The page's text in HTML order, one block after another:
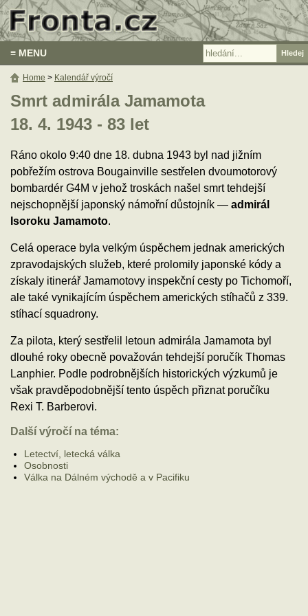
≡ MENU
Smrt admirála Jamamota
18. 4. 1943 - 83 let
Ráno okolo 9:40 dne 18. dubna 1943 byl nad jižním
pobřežím ostrova Bougainville sestřelen dvoumotorový
bombardér G4M v jehož troskách našel smrt tehdejší
nejschopnější japonský námořní důstojník — admirál
Isoroku Jamamoto.
Celá operace byla velkým úspěchem jednak amerických
zpravodajských služeb, které prolomily japonské kódy a
získaly itinerář Jamamotovy inspekční cesty po Tichomoří,
ale také vynikajícím úspěchem amerických stíhačů z 339.
stíhací squadrony.
Za pilota, který sestřelil letoun admirála Jamamota byl
dlouhé roky obecně považován tehdejší poručík Thomas
Lanphier. Podle podrobnějších historických výzkumů je
však pravděpodobnější tento úspěch přiznat poručíku
Rexi T. Barberovi.
Další výročí na téma:
Letectví, letecká válka
Osobnosti
Válka na Dálném východě a v Pacifiku
Home > Kalendář výročí